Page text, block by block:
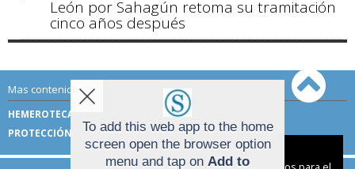
León por Sahagún retoma su tramitación
cinco años después
Mas contenido de Sahagún Digital:
HEMEROTECA
TÉRMINOS DE USO
PROTECCIÓN DE DATOSTo add this web app to the home
screen open the browser option
menu and tap on Add to
Aviso sobre el Uso de cookies: